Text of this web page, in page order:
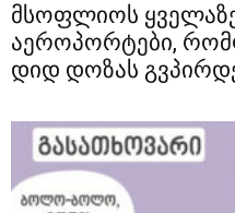
მსოფლიოს ყველაზე
აეროპორტები,
დიდ დოზას